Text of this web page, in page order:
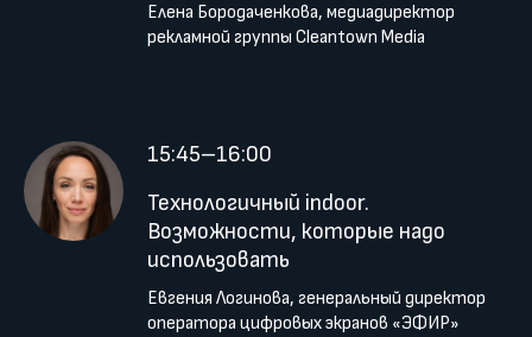
Елена Бородаченкова, медиадиректор
рекламной группы Cleantown Media
15:45–16:00
Технологичный indoor.
Возможности, которые надо
использовать
Евгения Логинова, генеральный директор
оператора цифровых экранов «ЭФИР»